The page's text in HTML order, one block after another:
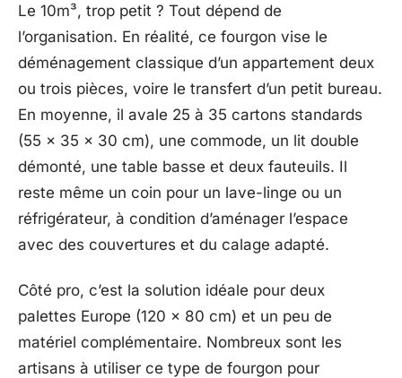
Le 10m³, trop petit ? Tout dépend de
l’organisation. En réalité, ce fourgon vise le
déménagement classique d’un appartement deux
ou trois pièces, voire le transfert d’un petit bureau.
En moyenne, il avale 25 à 35 cartons standards
(55 x 35 x 30 cm), une commode, un lit double
démonté, une table basse et deux fauteuils. Il
reste même un coin pour un lave-linge ou un
réfrigérateur, à condition d’aménager l’espace
avec des couvertures et du calage adapté.
Côté pro, c’est la solution idéale pour deux
palettes Europe (120 x 80 cm) et un peu de
matériel complémentaire. Nombreux sont les
artisans à utiliser ce type de fourgon pour